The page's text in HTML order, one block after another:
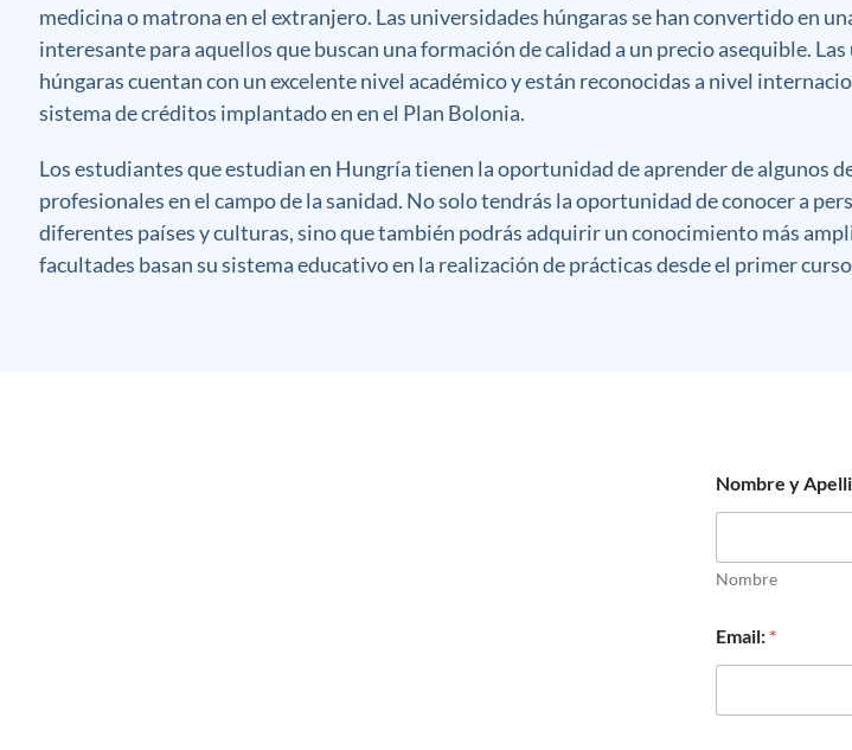
medicina o matrona en el extranjero. Las universidades húngaras se han convertido en
interesante para aquellos que buscan una formación de calidad a un precio asequible.
húngaras cuentan con un excelente nivel académico y están reconocidas a nivel
sistema de créditos implantado en en el Plan Bolonia.
Los estudiantes que estudian en Hungría tienen la oportunidad de aprender de algunos
profesionales en el campo de la sanidad. No solo tendrás la oportunidad de conocer a
diferentes países y culturas, sino que también podrás adquirir un conocimiento más
facultades basan su sistema educativo en la realización de prácticas desde el primer
Nombre y
Nombre
Email: *